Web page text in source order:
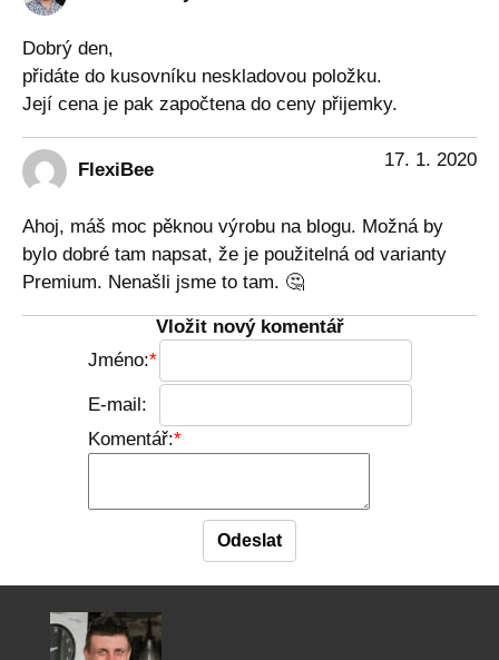
Dobrý den,
přidáte do kusovníku neskladovou položku.
Její cena je pak započtena do ceny přijemky.
FlexiBee 17. 1. 2020
Ahoj, máš moc pěknou výrobu na blogu. Možná by
bylo dobré tam napsat, že je použitelná od varianty
Premium. Nenašli jsme to tam. 🤔
Vložit nový komentář
Jméno:
E-mail:
Komentář: